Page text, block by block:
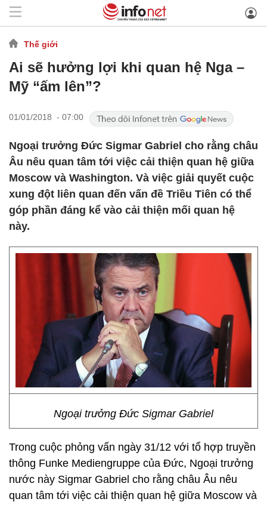
Thế giới
Ai sẽ hưởng lợi khi quan hệ Nga –
Mỹ “ấm lên”?
01/01/2018 - 07:00
Ngoại trưởng Đức Sigmar Gabriel cho rằng châu
Âu nêu quan tâm tới việc cải thiện quan hệ giữa
Moscow và Washington. Và việc giải quyết cuộc
xung đột liên quan đến vấn đề Triều Tiên có thể
góp phần đáng kể vào cải thiện mối quan hệ
này.
Ngoại trưởng Đức Sigmar Gabriel
Trong cuộc phỏng vấn ngày 31/12 với tổ hợp truyền
thông Funke Mediengruppe của Đức, Ngoại trưởng
nước này Sigmar Gabriel cho rằng châu Âu nêu
quan tâm tới việc cải thiện quan hệ giữa Moscow và